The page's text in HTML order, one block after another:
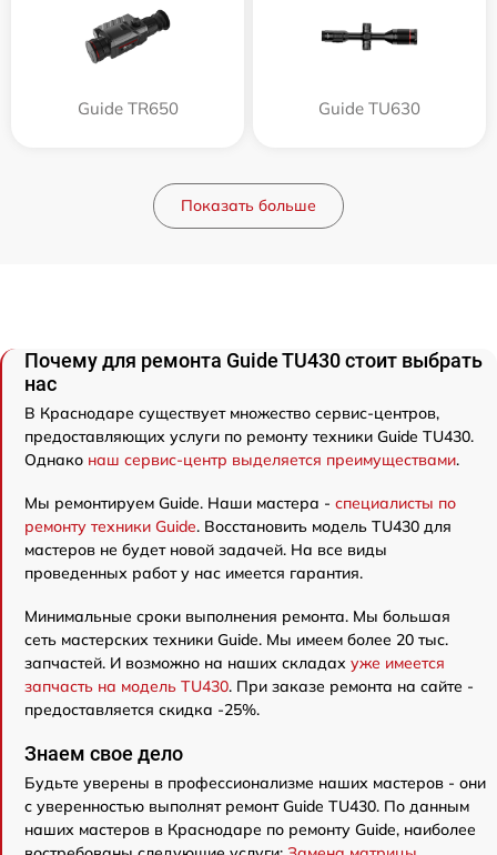
Guide TR650 Guide TU630
Показать больше
Почему для ремонта Guide TU430 стоит выбрать
нас
В Краснодаре существует множество сервис-центров,
предоставляющих услуги по ремонту техники Guide TU430.
Однако наш сервис-центр выделяется преимуществами.
Мы ремонтируем Guide. Наши мастера - специалисты по
ремонту техники Guide. Восстановить модель TU430 для
мастеров не будет новой задачей. На все виды
проведенных работ у нас имеется гарантия.
Минимальные сроки выполнения ремонта. Мы большая
сеть мастерских техники Guide. Мы имеем более 20 тыс.
запчастей. И возможно на наших складах уже имеется
запчасть на модель TU430. При заказе ремонта на сайте -
предоставляется скидка -25%.
Знаем свое дело
Будьте уверены в профессионализме наших мастеров - они
с уверенностью выполнят ремонт Guide TU430. По данным
наших мастеров в Краснодаре по ремонту Guide, наиболее